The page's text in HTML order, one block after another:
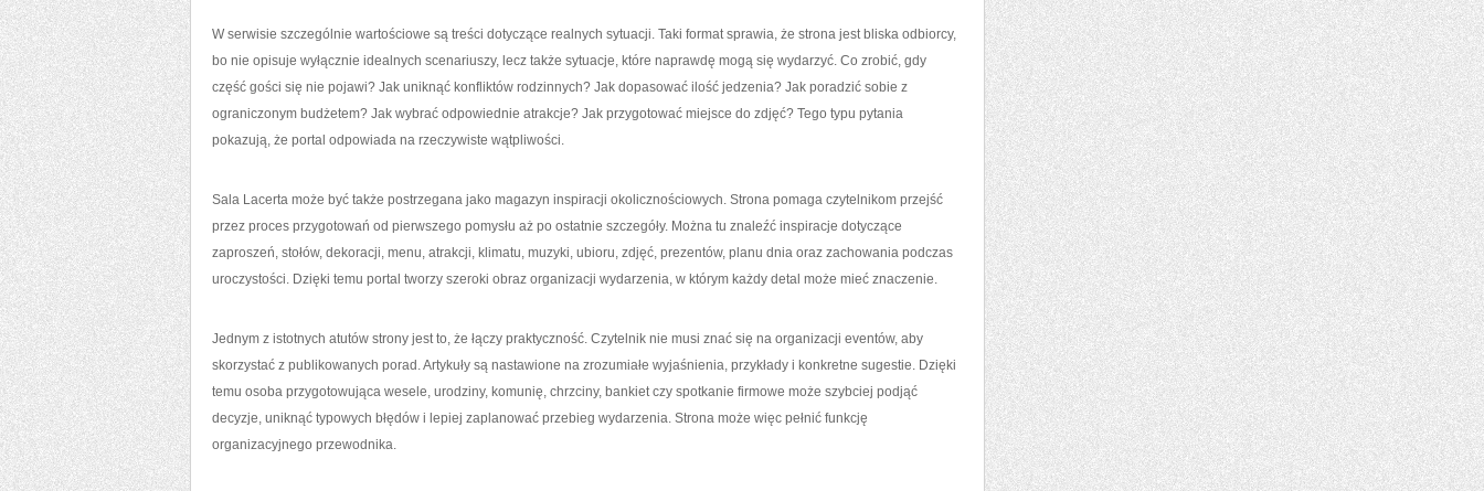
W serwisie szczególnie wartościowe są treści dotyczące realnych sytuacji. Taki format sprawia, że strona jest bliska odbiorcy,
bo nie opisuje wyłącznie idealnych scenariuszy, lecz także sytuacje, które naprawdę mogą się wydarzyć. Co zrobić, gdy
część gości się nie pojawi? Jak uniknąć konfliktów rodzinnych? Jak dopasować ilość jedzenia? Jak poradzić sobie z
ograniczonym budżetem? Jak wybrać odpowiednie atrakcje? Jak przygotować miejsce do zdjęć? Tego typu pytania
pokazują, że portal odpowiada na rzeczywiste wątpliwości.
Sala Lacerta może być także postrzegana jako magazyn inspiracji okolicznościowych. Strona pomaga czytelnikom przejść
przez proces przygotowań od pierwszego pomysłu aż po ostatnie szczegóły. Można tu znaleźć inspiracje dotyczące
zaproszeń, stołów, dekoracji, menu, atrakcji, klimatu, muzyki, ubioru, zdjęć, prezentów, planu dnia oraz zachowania podczas
uroczystości. Dzięki temu portal tworzy szeroki obraz organizacji wydarzenia, w którym każdy detal może mieć znaczenie.
Jednym z istotnych atutów strony jest to, że łączy praktyczność. Czytelnik nie musi znać się na organizacji eventów, aby
skorzystać z publikowanych porad. Artykuły są nastawione na zrozumiałe wyjaśnienia, przykłady i konkretne sugestie. Dzięki
temu osoba przygotowująca wesele, urodziny, komunię, chrzciny, bankiet czy spotkanie firmowe może szybciej podjąć
decyzje, uniknąć typowych błędów i lepiej zaplanować przebieg wydarzenia. Strona może więc pełnić funkcję
organizacyjnego przewodnika.